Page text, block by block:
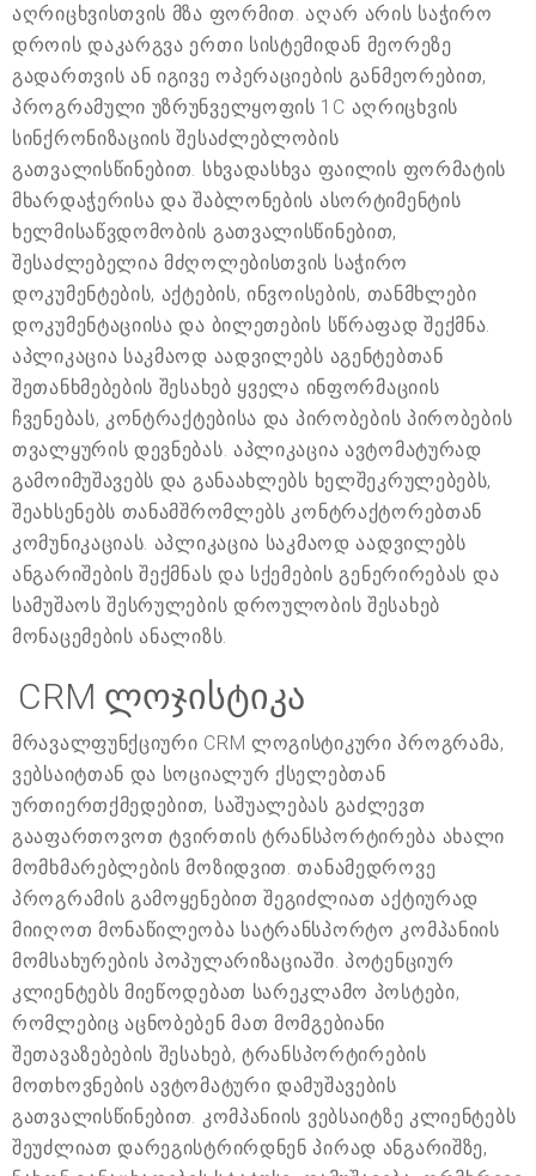
აღრიცხვისთვის მზა ფორმით. აღარ არის საჭირო
დროის დაკარგვა ერთი სისტემიდან მეორეზე
გადართვის ან იგივე ოპერაციების განმეორებით,
პროგრამული უზრუნველყოფის 1C აღრიცხვის
სინქრონიზაციის შესაძლებლობის
გათვალისწინებით. სხვადასხვა ფაილის ფორმატის
მხარდაჭერისა და შაბლონების ასორტიმენტის
ხელმისაწვდომობის გათვალისწინებით,
შესაძლებელია მძღოლებისთვის საჭირო
დოკუმენტების, აქტების, ინვოისების, თანმხლები
დოკუმენტაციისა და ბილეთების სწრაფად შექმნა.
აპლიკაცია საკმაოდ აადვილებს აგენტებთან
შეთანხმებების შესახებ ყველა ინფორმაციის
ჩვენებას, კონტრაქტებისა და პირობების პირობების
თვალყურის დევნებას. აპლიკაცია ავტომატურად
გამოიმუშავებს და განაახლებს ხელშეკრულებებს,
შეახსენებს თანამშრომლებს კონტრაქტორებთან
კომუნიკაციას. აპლიკაცია საკმაოდ აადვილებს
ანგარიშების შექმნას და სქემების გენერირებას და
სამუშაოს შესრულების დროულობის შესახებ
მონაცემების ანალიზს.
CRM ლოჯისტიკა
მრავალფუნქციური CRM ლოგისტიკური პროგრამა,
ვებსაიტთან და სოციალურ ქსელებთან
ურთიერთქმედებით, საშუალებას გაძლევთ
გააფართოვოთ ტვირთის ტრანსპორტირება ახალი
მომხმარებლების მოზიდვით. თანამედროვე
პროგრამის გამოყენებით შეგიძლიათ აქტიურად
მიიღოთ მონაწილეობა სატრანსპორტო კომპანიის
მომსახურების პოპულარიზაციაში. პოტენციურ
კლიენტებს მიეწოდებათ სარეკლამო პოსტები,
რომლებიც აცნობებენ მათ მომგებიანი
შეთავაზებების შესახებ, ტრანსპორტირების
მოთხოვნების ავტომატური დამუშავების
გათვალისწინებით. კომპანიის ვებსაიტზე კლიენტებს
შეუძლიათ დარეგისტრირდნენ პირად ანგარიშზე,